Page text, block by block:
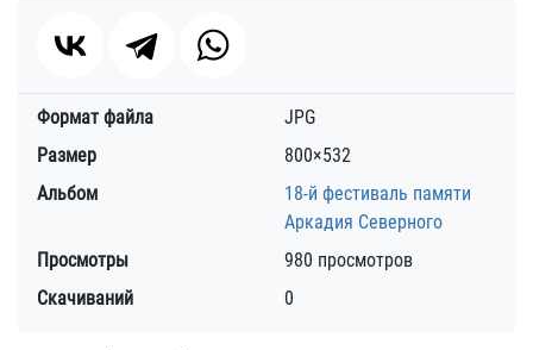
Формат файла
JPG
Размер
800×532
Альбом
18-й фестиваль памяти
Аркадия Северного
Просмотры
980 просмотров
Скачиваний
0